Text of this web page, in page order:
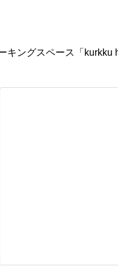
キングスペース「